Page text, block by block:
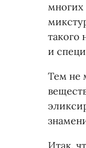
многих
такого
и
Тем не
Итак,